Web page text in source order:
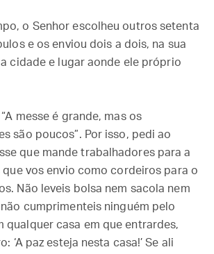
o Senhor escolheu outros setenta
e os enviou dois a dois, na sua
cidade e lugar aonde ele próprio
messe é grande, mas os
são poucos”. Por isso, pedi ao
que mande trabalhadores para a
que vos envio como cordeiros para o
Não leveis bolsa nem sacola nem
cumprimenteis ninguém pelo
qualquer casa em que entrardes,
‘A paz esteja nesta casa!’ Se ali